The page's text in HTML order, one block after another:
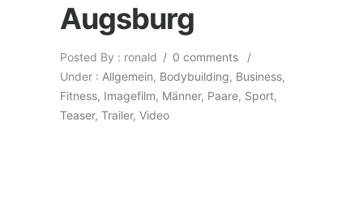
Augsburg
Posted By : ronald / 0 comments
/
Under : Allgemein, Bodybuilding, Business,
Fitness, Imagefilm, Männer, Paare, Sport,
Teaser, Trailer, Video